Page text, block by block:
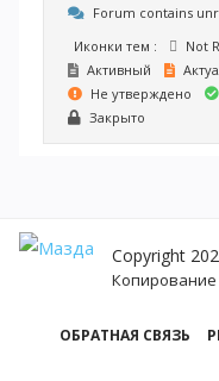
Forum contains
Иконки тем : Not
Активный
Не утверждено
Закрыто
Copyright
ОБРАТНАЯ СВЯЗЬ